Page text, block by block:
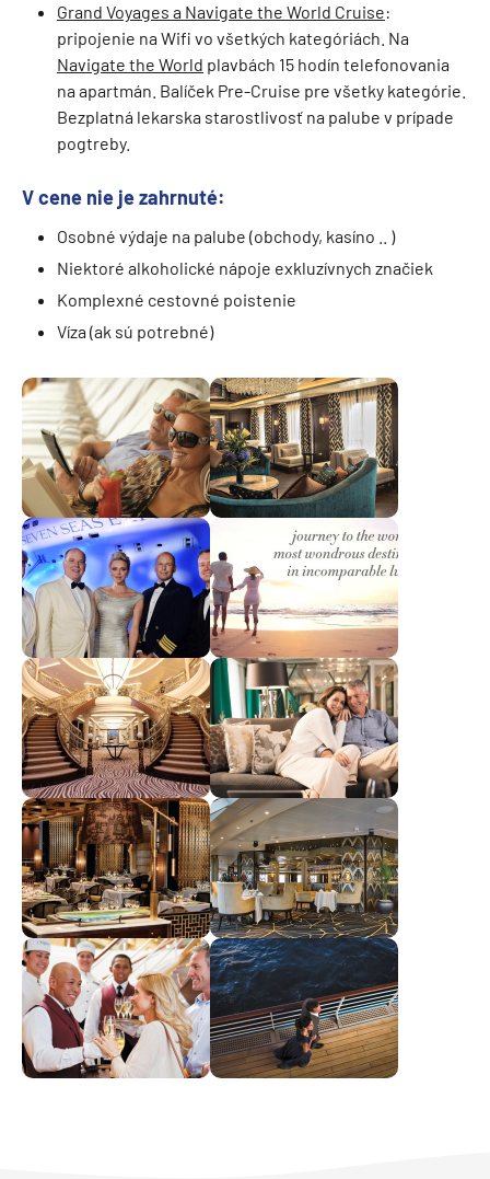
Grand Voyages a Navigate the World Cruise:
pripojenie na Wifi vo všetkých kategóriách. Na
Navigate the World plavbách 15 hodín telefonovania
na apartmán. Balíček Pre-Cruise pre všetky kategórie.
Bezplatná lekarska starostlivosť na palube v prípade
pogtreby.
V cene nie je zahrnuté:
Osobné výdaje na palube (obchody, kasíno .. )
Niektoré alkoholické nápoje exkluzívnych značiek
Komplexné cestovné poistenie
Víza (ak sú potrebné)